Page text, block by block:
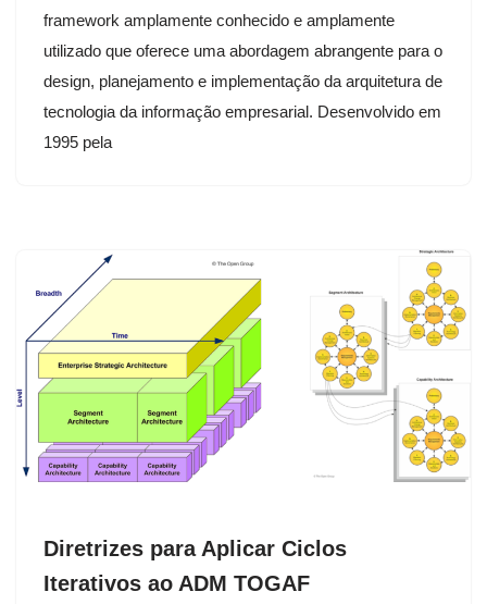
framework amplamente conhecido e amplamente
utilizado que oferece uma abordagem abrangente para o
design, planejamento e implementação da arquitetura de
tecnologia da informação empresarial. Desenvolvido em
1995 pela
Diretrizes para Aplicar Ciclos
Iterativos ao ADM TOGAF